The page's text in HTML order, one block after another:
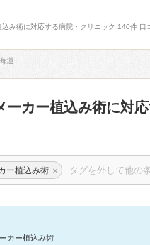
み術に対応する病院・クリニック 140件 口
道
ーカー植込み術に対
ー植込み術 ×
カー植込み術